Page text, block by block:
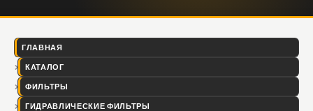
ГЛАВНАЯ
КАТАЛОГ
ФИЛЬТРЫ
ГИДРАВЛИЧЕСКИЕ ФИЛЬТРЫ